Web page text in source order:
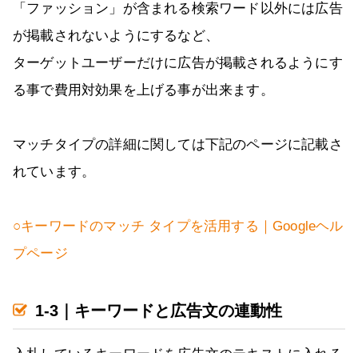
「ファッション」が含まれる検索ワード以外には広告
が掲載されないようにするなど、
ターゲットユーザーだけに広告が掲載されるようにす
る事で費用対効果を上げる事が出来ます。
マッチタイプの詳細に関しては下記のページに記載さ
れています。
○キーワードのマッチ タイプを活用する｜Googleヘル
プページ
1-3｜キーワードと広告文の連動性